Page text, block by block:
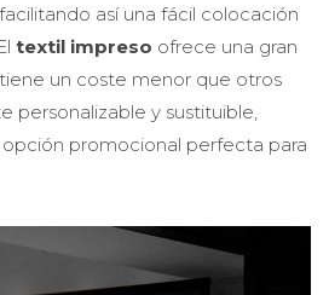
así una fácil colocación
textil impreso ofrece una gran
un coste menor que otros
personalizable y sustituible,
promocional perfecta para